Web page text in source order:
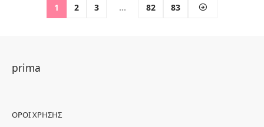
1 2 3 … 82 83
prima
ΌΡΟΙ ΧΡΉΣΗΣ